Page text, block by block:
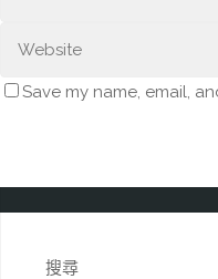
Save my name, email,
搜尋